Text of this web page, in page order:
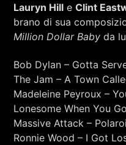
Lauryn Hill eClint
brano di sua
Million Dollar Baby da
Bob Dylan – Gotta
The Jam – A Town
Madeleine Peyroux –
Lonesome When You Go
Massive Attack –
Ronnie Wood – I Got